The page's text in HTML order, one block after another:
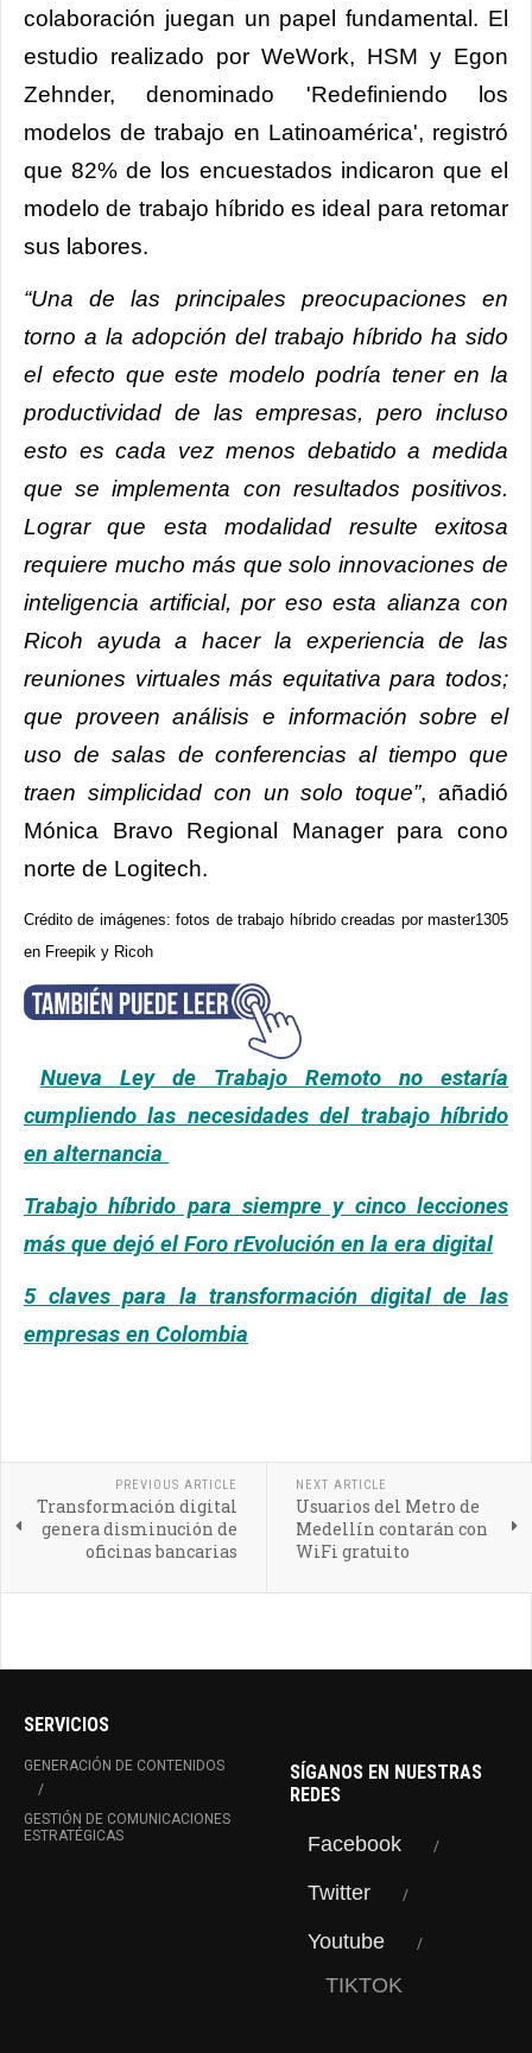
colaboración juegan un papel fundamental. El
estudio realizado por WeWork, HSM y Egon
Zehnder, denominado 'Redefiniendo los
modelos de trabajo en Latinoamérica', registró
que 82% de los encuestados indicaron que el
modelo de trabajo híbrido es ideal para retomar
sus labores.
“Una de las principales preocupaciones en
torno a la adopción del trabajo híbrido ha sido
el efecto que este modelo podría tener en la
productividad de las empresas, pero incluso
esto es cada vez menos debatido a medida
que se implementa con resultados positivos.
Lograr que esta modalidad resulte exitosa
requiere mucho más que solo innovaciones de
inteligencia artificial, por eso esta alianza con
Ricoh ayuda a hacer la experiencia de las
reuniones virtuales más equitativa para todos;
que proveen análisis e información sobre el
uso de salas de conferencias al tiempo que
traen simplicidad con un solo toque”, añadió
Mónica Bravo Regional Manager para cono
norte de Logitech.
Crédito de imágenes: fotos de trabajo híbrido creadas por master1305
en Freepik y Ricoh
Nueva Ley de Trabajo Remoto no estaría
cumpliendo las necesidades del trabajo híbrido
en alternancia
Trabajo híbrido para siempre y cinco lecciones
más que dejó el Foro rEvolución en la era digital
5 claves para la transformación digital de las
empresas en Colombia
PREVIOUS ARTICLE
Transformación digital
genera disminución de
oficinas bancarias
NEXT ARTICLE
Usuarios del Metro de
Medellín contarán con
WiFi gratuito
SERVICIOS
GENERACIÓN DE CONTENIDOS
GESTIÓN DE COMUNICACIONES
ESTRATÉGICAS
SÍGANOS EN NUESTRAS
REDES
Facebook
Twitter
Youtube
TIKTOK